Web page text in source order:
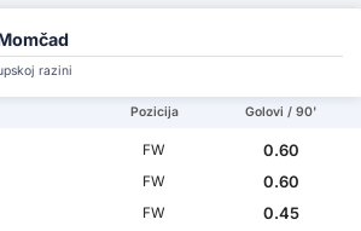
razini
Pozicija Golovi / 90'
FW
0.60
FW
0.60
FW
0.45